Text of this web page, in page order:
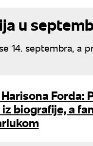
u
14. septembra, a
Forda:
biografije, a